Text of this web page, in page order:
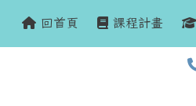
回首頁 課程計畫